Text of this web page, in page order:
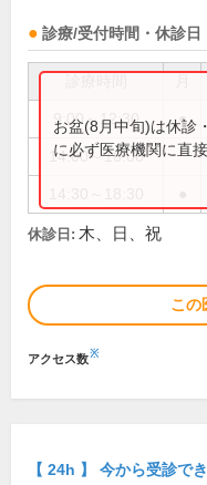
診療/受付時間・休診日
9:00～12:30 ●
14:00～16:00
お盆(8月中旬)は休診
に必ず医療機関に直
休診日: 木、日、祝
この
アクセス数※
【 24h 】 今から受診で